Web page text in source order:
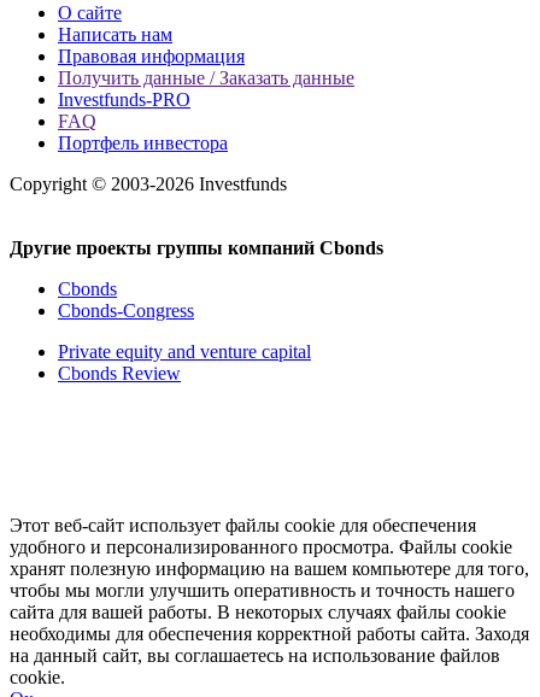
О сайте
Написать нам
Правовая информация
Получить данные / Заказать данные
Investfunds-PRO
FAQ
Портфель инвестора
Copyright © 2003-2026 Investfunds
Другие проекты группы компаний Cbonds
Cbonds
Cbonds-Congress
Private equity and venture capital
Cbonds Review
Этот веб-сайт использует файлы cookie для обеспечения
удобного и персонализированного просмотра. Файлы cookie
хранят полезную информацию на вашем компьютере для того,
чтобы мы могли улучшить оперативность и точность нашего
сайта для вашей работы. В некоторых случаях файлы cookie
необходимы для обеспечения корректной работы сайта. Заходя
на данный сайт, вы соглашаетесь на использование файлов
cookie.